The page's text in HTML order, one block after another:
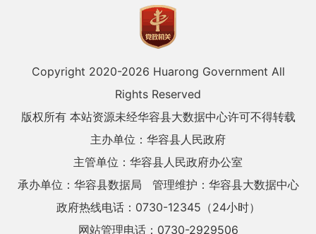
Copyright 2020-2026 Huarong Government All
Rights Reserved
版权所有 本站资源未经华容县大数据中心许可不得转载
主办单位：华容县人民政府
主管单位：华容县人民政府办公室
承办单位：华容县数据局
管理维护：华容县大数据中心
政府热线电话：0730-12345（24小时）
网站管理电话：0730-2929506